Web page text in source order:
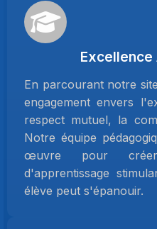
Excellence
En parcourant notre
engagement envers
respect mutuel, la
Notre équipe
œuvre pour créer
d'apprentissage
élève peut s'épanouir.